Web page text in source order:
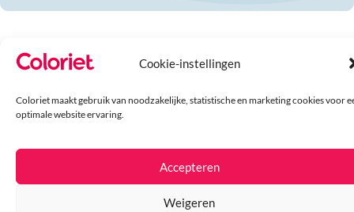
Cookie-instellingen
Coloriet maakt gebruik van noodzakelijke, statistische en marketing cookies voor
optimale website ervaring.
Accepteren
Weigeren
voorwaarden